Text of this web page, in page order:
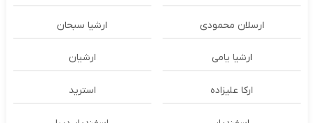
ارسلان محمودی ارشیا سبحان
ارشیا یامی ارشیان
ارکا علیزاده استرید